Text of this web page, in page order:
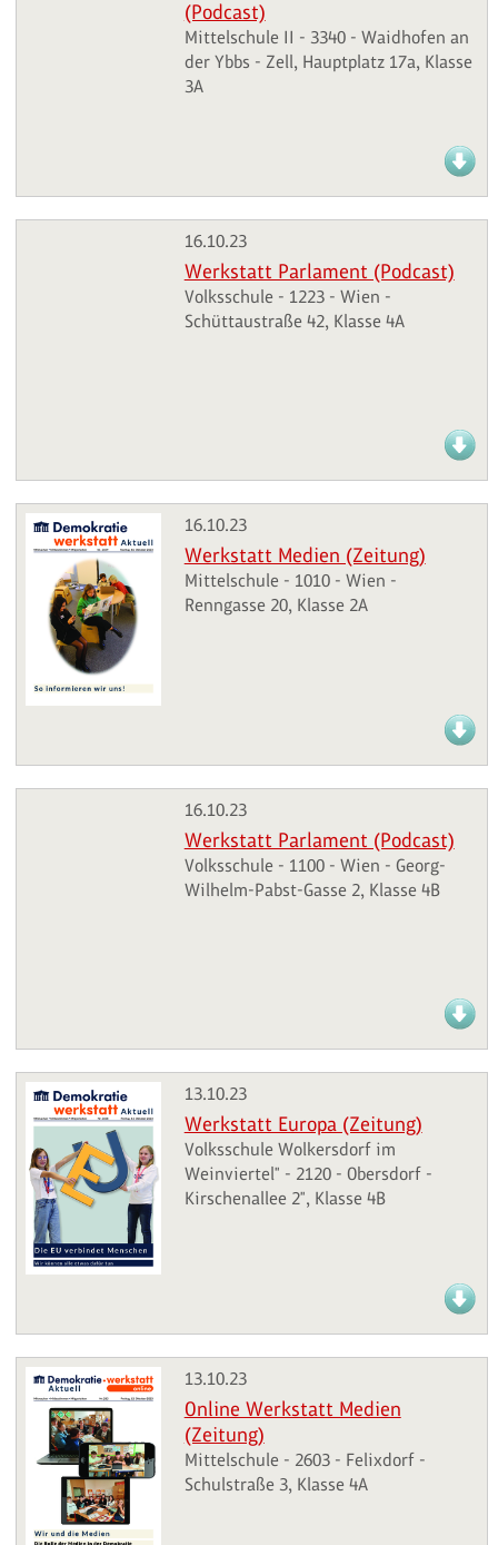
(Podcast)
Mittelschule II - 3340 - Waidhofen an
der Ybbs - Zell, Hauptplatz 17a, Klasse
3A
16.10.23
Werkstatt Parlament (Podcast)
Volksschule - 1223 - Wien -
Schüttaustraße 42, Klasse 4A
16.10.23
Werkstatt Medien (Zeitung)
Mittelschule - 1010 - Wien -
Renngasse 20, Klasse 2A
16.10.23
Werkstatt Parlament (Podcast)
Volksschule - 1100 - Wien - Georg-
Wilhelm-Pabst-Gasse 2, Klasse 4B
13.10.23
Werkstatt Europa (Zeitung)
Volksschule Wolkersdorf im
Weinviertel" - 2120 - Obersdorf -
Kirschenallee 2", Klasse 4B
13.10.23
Online Werkstatt Medien
(Zeitung)
Mittelschule - 2603 - Felixdorf -
Schulstraße 3, Klasse 4A